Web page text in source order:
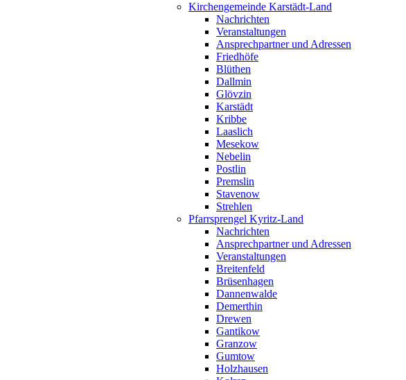
Kirchengemeinde Karstädt-Land
Nachrichten
Veranstaltungen
Ansprechpartner und Adressen
Friedhöfe
Blüthen
Dallmin
Glövzin
Karstädt
Kribbe
Laaslich
Mesekow
Nebelin
Postlin
Premslin
Stavenow
Strehlen
Pfarrsprengel Kyritz-Land
Nachrichten
Ansprechpartner und Adressen
Veranstaltungen
Breitenfeld
Brüsenhagen
Dannenwalde
Demerthin
Drewen
Gantikow
Granzow
Gumtow
Holzhausen